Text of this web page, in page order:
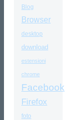
Blog
Browser
desktop
download
estensioni
chrome
Facebook
Firefox
foto